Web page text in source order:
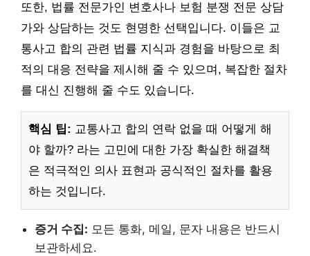
또한, 법률 전문가인 변호사나 보험 분쟁 전문 상담
가와 상담하는 것도 현명한 선택입니다. 이들은 교
통사고 합의 관련 법률 지식과 경험을 바탕으로 최
적의 대응 전략을 제시해 줄 수 있으며, 복잡한 절차
를 대신 진행해 줄 수도 있습니다.
핵심 팁: 교통사고 합의 연락 없을 때 어떻게 해
야 할까? 라는 고민에 대한 가장 확실한 해결책
은 적극적인 의사 표현과 공식적인 절차를 활용
하는 것입니다.
증거 수집: 모든 통화, 메일, 문자 내용은 반드시
보관하세요.